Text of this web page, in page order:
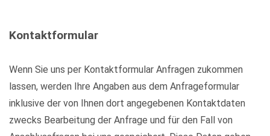
Kontaktformular
Wenn Sie uns per Kontaktformular Anfragen zukommen
lassen, werden Ihre Angaben aus dem Anfrageformular
inklusive der von Ihnen dort angegebenen Kontaktdaten
zwecks Bearbeitung der Anfrage und für den Fall von